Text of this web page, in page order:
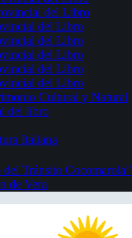
del Libro
del Libro
del Libro
del Libro
del Libro
del Libro
Cultural y Natural
del libro
Italiana
Tránsito Cocomarola”
de Vera